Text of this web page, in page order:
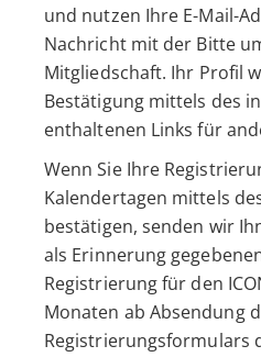
und nutzen Ihre E-Mail-
Nachricht mit der Bitte
Mitgliedschaft. Ihr Profil
Bestätigung mittels des
enthaltenen Links für
Wenn Sie Ihre
Kalendertagen mittels
bestätigen, senden wir
als Erinnerung
Registrierung für den
Monaten ab Absendung
Registrierungsformulars